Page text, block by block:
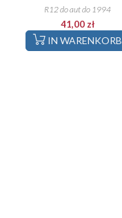
R12 do aut do 1994
41,00 zł
IN WARENKORB